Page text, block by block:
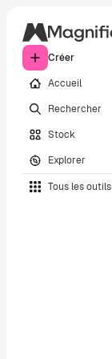
Créer
Accueil
Rechercher
Stock
Explorer
Tous les outils